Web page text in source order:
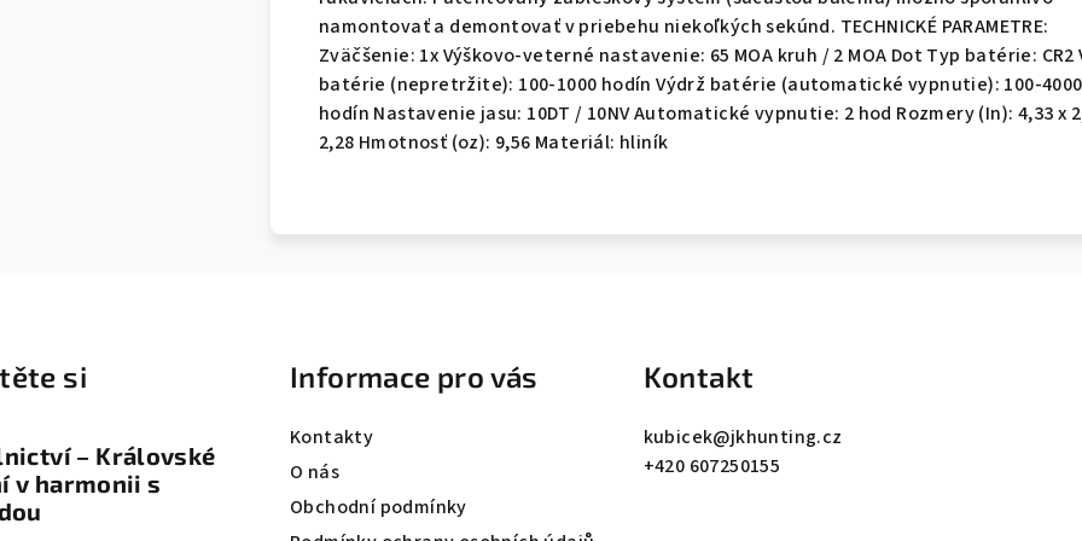
namontovať a demontovať v priebehu niekoľkých sekúnd. TECHNICKÉ PARAMETRE:
Zväčšenie: 1x Výškovo-veterné nastavenie: 65 MOA kruh / 2 MOA Dot Typ batérie: CR2
batérie (nepretržite): 100-1000 hodín Výdrž batérie (automatické vypnutie): 100-4000
hodín Nastavenie jasu: 10DT / 10NV Automatické vypnutie: 2 hod Rozmery (In): 4,33 x
2,28 Hmotnosť (oz): 9,56 Materiál: hliník
si
– Královské
v harmonii s
Informace pro vás
Kontakty
O nás
Obchodní podmínky
Kontakt
kubicek@jkhunting.cz
+420 607250155